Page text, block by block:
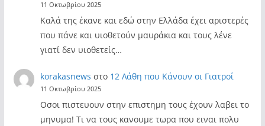
11 Οκτωβρίου 2025
Καλά της έκανε και εδώ στην Ελλάδα έχει αριστερές
που πάνε και υιοθετούν μαυράκια και τους λένε
γιατί δεν υιοθετείς…
korakasnews στο 12 Λάθη που Κάνουν οι Γιατροί
11 Οκτωβρίου 2025
Οσοι πιστευουν στην επιστημη τους έχουν λαβει το
μηνυμα! Τι να τους κανουμε τωρα που ειναι πολυ